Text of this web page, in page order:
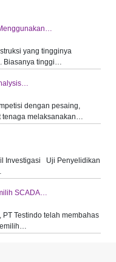
yang tingginya
Biasanya tinggi…
dengan pesaing,
tenaga melaksanakan…
Investigasi Uji Penyelidikan
SCADA…
Testindo telah membahas